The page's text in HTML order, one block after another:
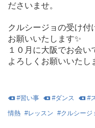
ださいませ。
クルシージョの受け
お願いいたします✨
１０月に大阪でお会い
よろしくお願いいたし
#習い事 #ダンス #
情熱 #レッスン #クルシージ